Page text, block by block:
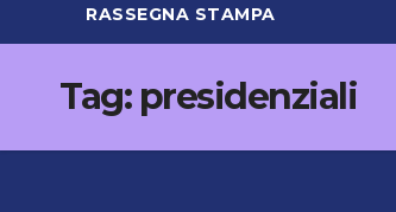
RASSEGNA STAMPA
Tag: presidenziali